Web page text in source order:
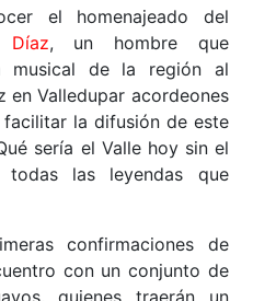
el homenajeado del
, un hombre que
musical de la región al
Valledupar acordeones
la difusión de este
sería el Valle hoy sin el
las leyendas que
confirmaciones de
con un conjunto de
quienes traerán un